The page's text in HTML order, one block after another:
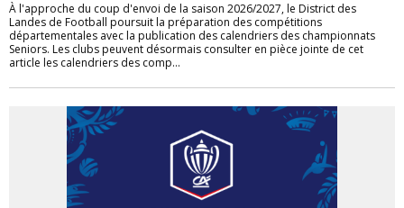
À l'approche du coup d'envoi de la saison 2026/2027, le District des
Landes de Football poursuit la préparation des compétitions
départementales avec la publication des calendriers des championnats
Seniors. Les clubs peuvent désormais consulter en pièce jointe de cet
article les calendriers des comp...